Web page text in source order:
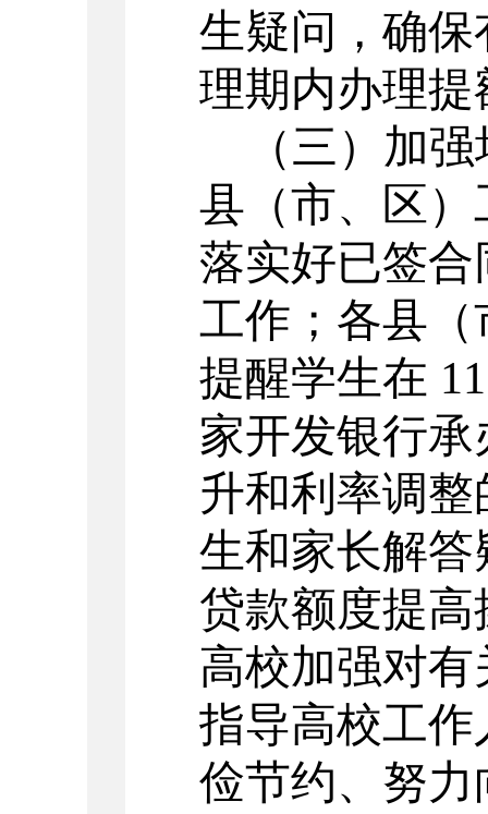
生疑问，确
理期内办理
（三）加
县（市、区
落实好已签
工作；各县
提醒学生在
家开发银行
升和利率调
生和家长解
贷款额度提
高校加强对
指导高校工
俭节约、努